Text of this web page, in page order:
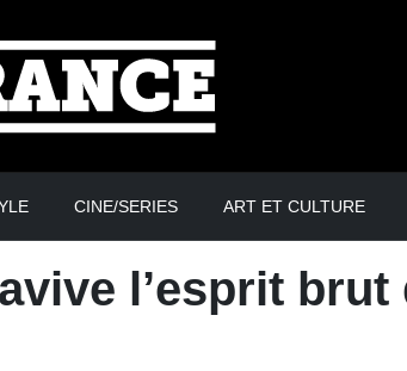
CINE/SERIES ART ET CULTURE
l’esprit